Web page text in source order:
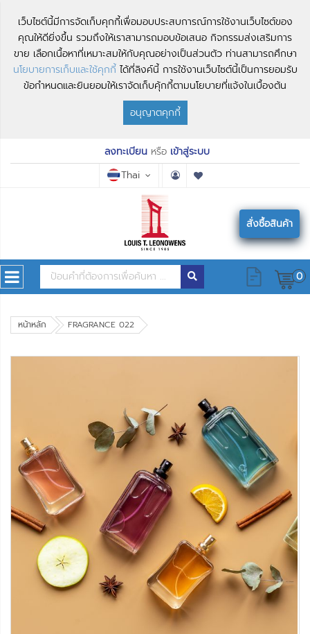
เว็บไซต์นี้มีการจัดเก็บคุกกี้เพื่อมอบประสบการณ์การใช้งานเว็บไซต์ของ
คุณให้ดียิ่งขึ้น รวมถึงให้เราสามารถมอบข้อเสนอ กิจกรรมส่งเสริมการ
ขาย เลือกเนื้อหาที่เหมาะสมให้กับคุณอย่างเป็นส่วนตัว ท่านสามารถศึกษา
นโยบายการเก็บและใช้คุกกี้ ได้ที่ลิงค์นี้ การใช้งานเว็บไซต์นี้เป็นการยอมรับ
ข้อกำหนดและยินยอมให้เราจัดเก็บคุ้กกี้ตามนโยบายที่แจ้งในเบื้องต้น
อนุญาตคุกกี้
ลงทะเบียนหรือ เข้าสู่ระบบ
Thai
สั่งซื้อสินค้า
0
หน้าหลัก FRAGRANCE 022